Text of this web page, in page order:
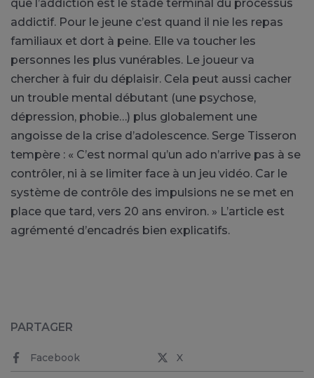
que l’addiction est le stade terminal du processus
addictif. Pour le jeune c’est quand il nie les repas
familiaux et dort à peine. Elle va toucher les
personnes les plus vunérables. Le joueur va
chercher à fuir du déplaisir. Cela peut aussi cacher
un trouble mental débutant (une psychose,
dépression, phobie…) plus globalement une
angoisse de la crise d’adolescence. Serge Tisseron
tempère : « C’est normal qu’un ado n’arrive pas à se
contrôler, ni à se limiter face à un jeu vidéo. Car le
système de contrôle des impulsions ne se met en
place que tard, vers 20 ans environ. » L’article est
agrémenté d’encadrés bien explicatifs.
PARTAGER
Facebook X